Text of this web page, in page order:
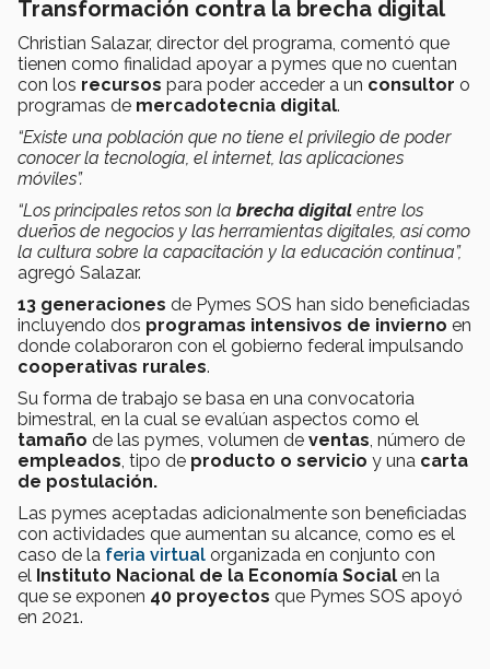
Transformación contra la brecha digital
Christian Salazar, director del programa, comentó que
tienen como finalidad apoyar a pymes que no cuentan
con los recursos para poder acceder a un consultor o
programas de mercadotecnia digital.
“Existe una población que no tiene el privilegio de poder
conocer la tecnología, el internet, las aplicaciones
móviles”.
“Los principales retos son la brecha digital entre los
dueños de negocios y las herramientas digitales, así como
la cultura sobre la capacitación y la educación continua”,
agregó Salazar.
13 generaciones de Pymes SOS han sido beneficiadas
incluyendo dos programas intensivos de invierno en
donde colaboraron con el gobierno federal impulsando
cooperativas rurales.
Su forma de trabajo se basa en una convocatoria
bimestral, en la cual se evalúan aspectos como el
tamaño de las pymes, volumen de ventas, número de
empleados, tipo de producto o servicio y una carta
de postulación.
Las pymes aceptadas adicionalmente son beneficiadas
con actividades que aumentan su alcance, como es el
caso de la feria virtual organizada en conjunto con
el Instituto Nacional de la Economía Social en la
que se exponen 40 proyectos que Pymes SOS apoyó
en 2021.